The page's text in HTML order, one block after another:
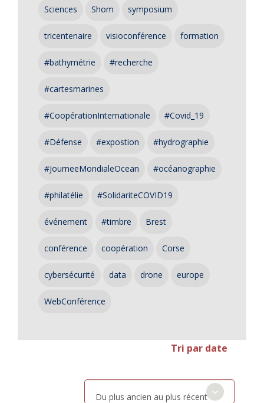
Sciences Shom symposium
tricentenaire visioconférence formation
#bathymétrie #recherche
#cartesmarines
#CoopérationInternationale #Covid_19
#Défense #expostion #hydrographie
#JourneeMondialeOcean #océanographie
#philatélie #SolidariteCOVID19
événement #timbre Brest
conférence coopération Corse
cybersécurité data drone europe
WebConférence
Tri par date
Du plus ancien au plus récent